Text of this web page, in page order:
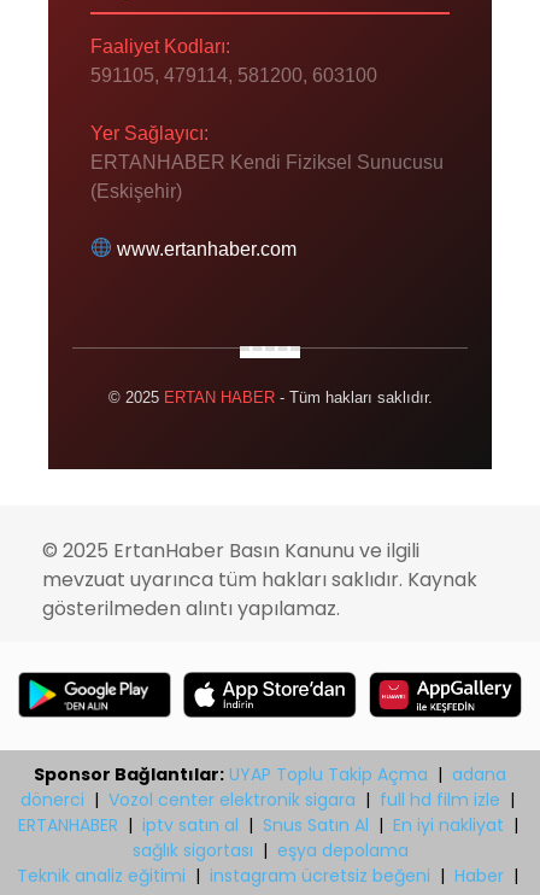
Faaliyet Kodları:
591105, 479114, 581200, 603100
Yer Sağlayıcı:
ERTANHABER Kendi Fiziksel Sunucusu
(Eskişehir)
www.ertanhaber.com
© 2025 ERTAN HABER- Tüm hakları saklıdır.
© 2025 ErtanHaber Basın Kanunu ve ilgili
mevzuat uyarınca tüm hakları saklıdır. Kaynak
gösterilmeden alıntı yapılamaz.
Sponsor Bağlantılar: UYAP Toplu Takip Açma | adana
dönerci | Vozol center elektronik sigara | full hd film izle |
ERTANHABER | iptv satın al | Snus Satın Al | En iyi nakliyat |
sağlık sigortası | eşya depolama
Teknik analiz eğitimi | instagram ücretsiz beğeni | Haber |